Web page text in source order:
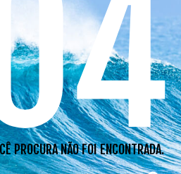
PROCURA NÃO FOI ENCONTRADA.